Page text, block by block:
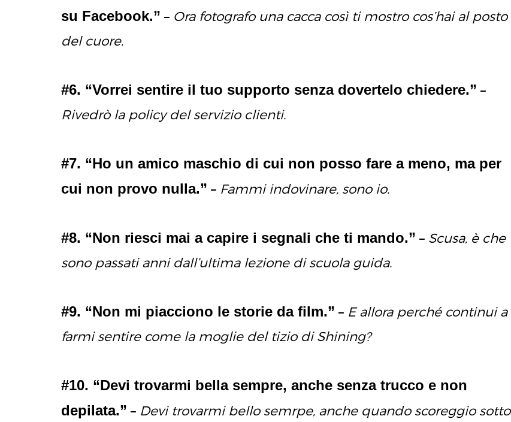
su Facebook.” – Ora fotografo una cacca così ti mostro cos’hai al posto
del cuore.
#6. “Vorrei sentire il tuo supporto senza dovertelo chiedere.” –
Rivedrò la policy del servizio clienti.
#7. “Ho un amico maschio di cui non posso fare a meno, ma per
cui non provo nulla.” – Fammi indovinare, sono io.
#8. “Non riesci mai a capire i segnali che ti mando.” – Scusa, è che
sono passati anni dall’ultima lezione di scuola guida.
#9. “Non mi piacciono le storie da film.” – E allora perché continui a
farmi sentire come la moglie del tizio di Shining?
#10. “Devi trovarmi bella sempre, anche senza trucco e non
depilata.” – Devi trovarmi bello semrpe, anche quando scoreggio sotto